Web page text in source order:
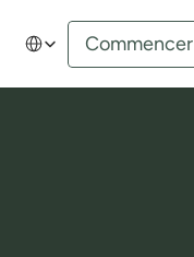
Select Language
Commencer